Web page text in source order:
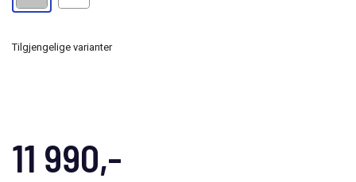
11 990,-
Tilgjengelige varianter